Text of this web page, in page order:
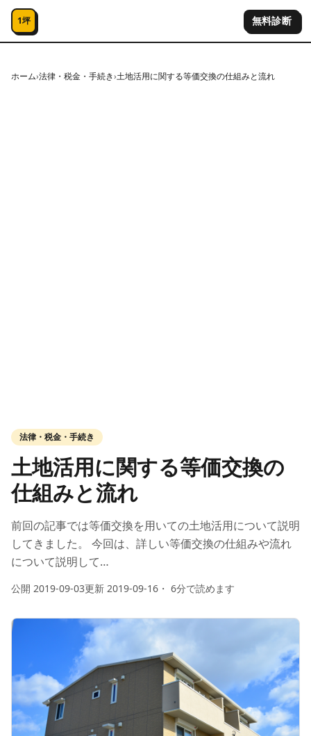
コンテンツへスキップ
1坪 無料診断
ホーム›法律・税金・手続き›土地活用に関する等価交換の仕組みと流れ
法律・税金・手続き
土地活用に関する等価交換の
仕組みと流れ
前回の記事では等価交換を用いての土地活用について説明
してきました。 今回は、詳しい等価交換の仕組みや流れ
について説明して…
公開 2019-09-03更新 2019-09-16 ・ 6分で読めます